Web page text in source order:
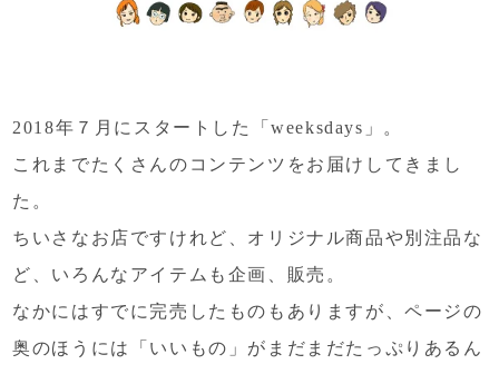
2018年７月にスタートした「weeksdays」。
これまでたくさんのコンテンツをお届けしてきまし
た。
ちいさなお店ですけれど、オリジナル商品や別注品な
ど、 いろんなアイテムも企画、販売。
なかにはすでに完売したものもありますが、ページの
奥のほうには
「いいもの」がまだまだたっぷりあるん